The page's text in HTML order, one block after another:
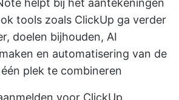
helpt bij het aantekeningen
tools zoals ClickUp ga verder
doelen bijhouden, AI
en automatisering van de
plek te combineren
voor ClickUp